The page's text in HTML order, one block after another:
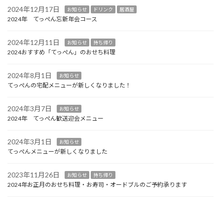
2024年12月17日 お知らせ ドリンク 居酒屋
2024年 てっぺん忘新年会コース
2024年12月11日 お知らせ 持ち帰り
2024おすすめ「てっぺん」のおせち料理
2024年8月1日 お知らせ
てっぺんの宅配メニューが新しくなりました！
2024年3月7日 お知らせ
2024年 てっぺん歓送迎会メニュー
2024年3月1日 お知らせ
てっぺんメニューが新しくなりました
2023年11月26日 お知らせ 持ち帰り
2024年お正月のおせち料理・お寿司・オードブルのご予約承ります